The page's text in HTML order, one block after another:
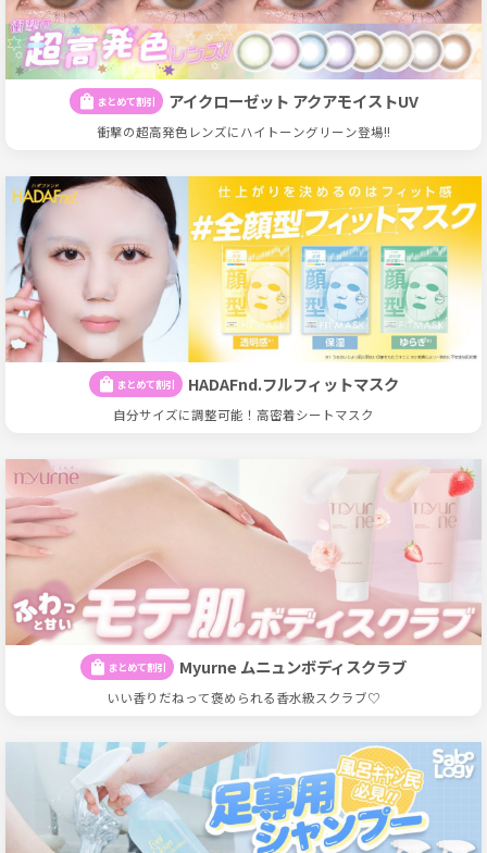
shopping_bag まとめて割引 アイクローゼット アクアモイストUV
衝撃の超高発色レンズにハイトーングリーン登場!!
shopping_bag まとめて割引 HADAFnd.フルフィットマスク
自分サイズに調整可能！高密着シートマスク
shopping_bag まとめて割引 Myurne ムニュンボディスクラブ
いい香りだねって褒められる香水級スクラブ♡